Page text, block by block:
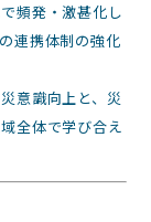
頻発・激甚化し
連携体制の強化
意識向上と、災
全体で学び合え